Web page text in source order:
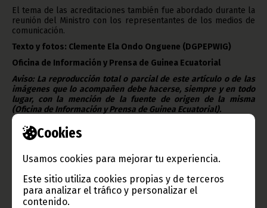
Cookies
Usamos cookies para mejorar tu experiencia.
Este sitio utiliza cookies propias y de terceros
para analizar el tráfico y personalizar el
contenido.
El tema de las acreditaciones también fue abordado durante la
reunión del Ministro con los representantes de los medios de
comunicación.
Texto y fotos: Clemente Ela Ondo Onguene (DGPEPWIG)
Oficina de Información y Prensa de Guinea Ecuatorial
Aviso: La reproducción total o parcial de este artículo o de las
imágenes que lo acompañen debe hacerse, siempre y en todo
lugar, con la mención de la fuente de origen de la misma
(Oficina de Información y Prensa de Guinea Ecuatorial).